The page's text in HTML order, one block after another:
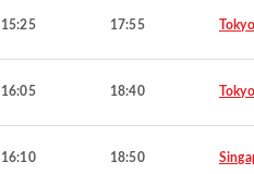
15:25 17:55 Tokyo
16:05 18:40 Tokyo
16:10 18:50